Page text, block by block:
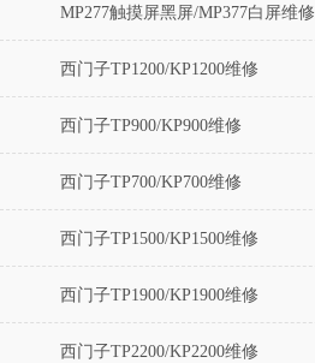
MP277触摸屏黑屏/MP377白屏维修
西门子TP1200/KP1200维修
西门子TP900/KP900维修
西门子TP700/KP700维修
西门子TP1500/KP1500维修
西门子TP1900/KP1900维修
西门子TP2200/KP2200维修